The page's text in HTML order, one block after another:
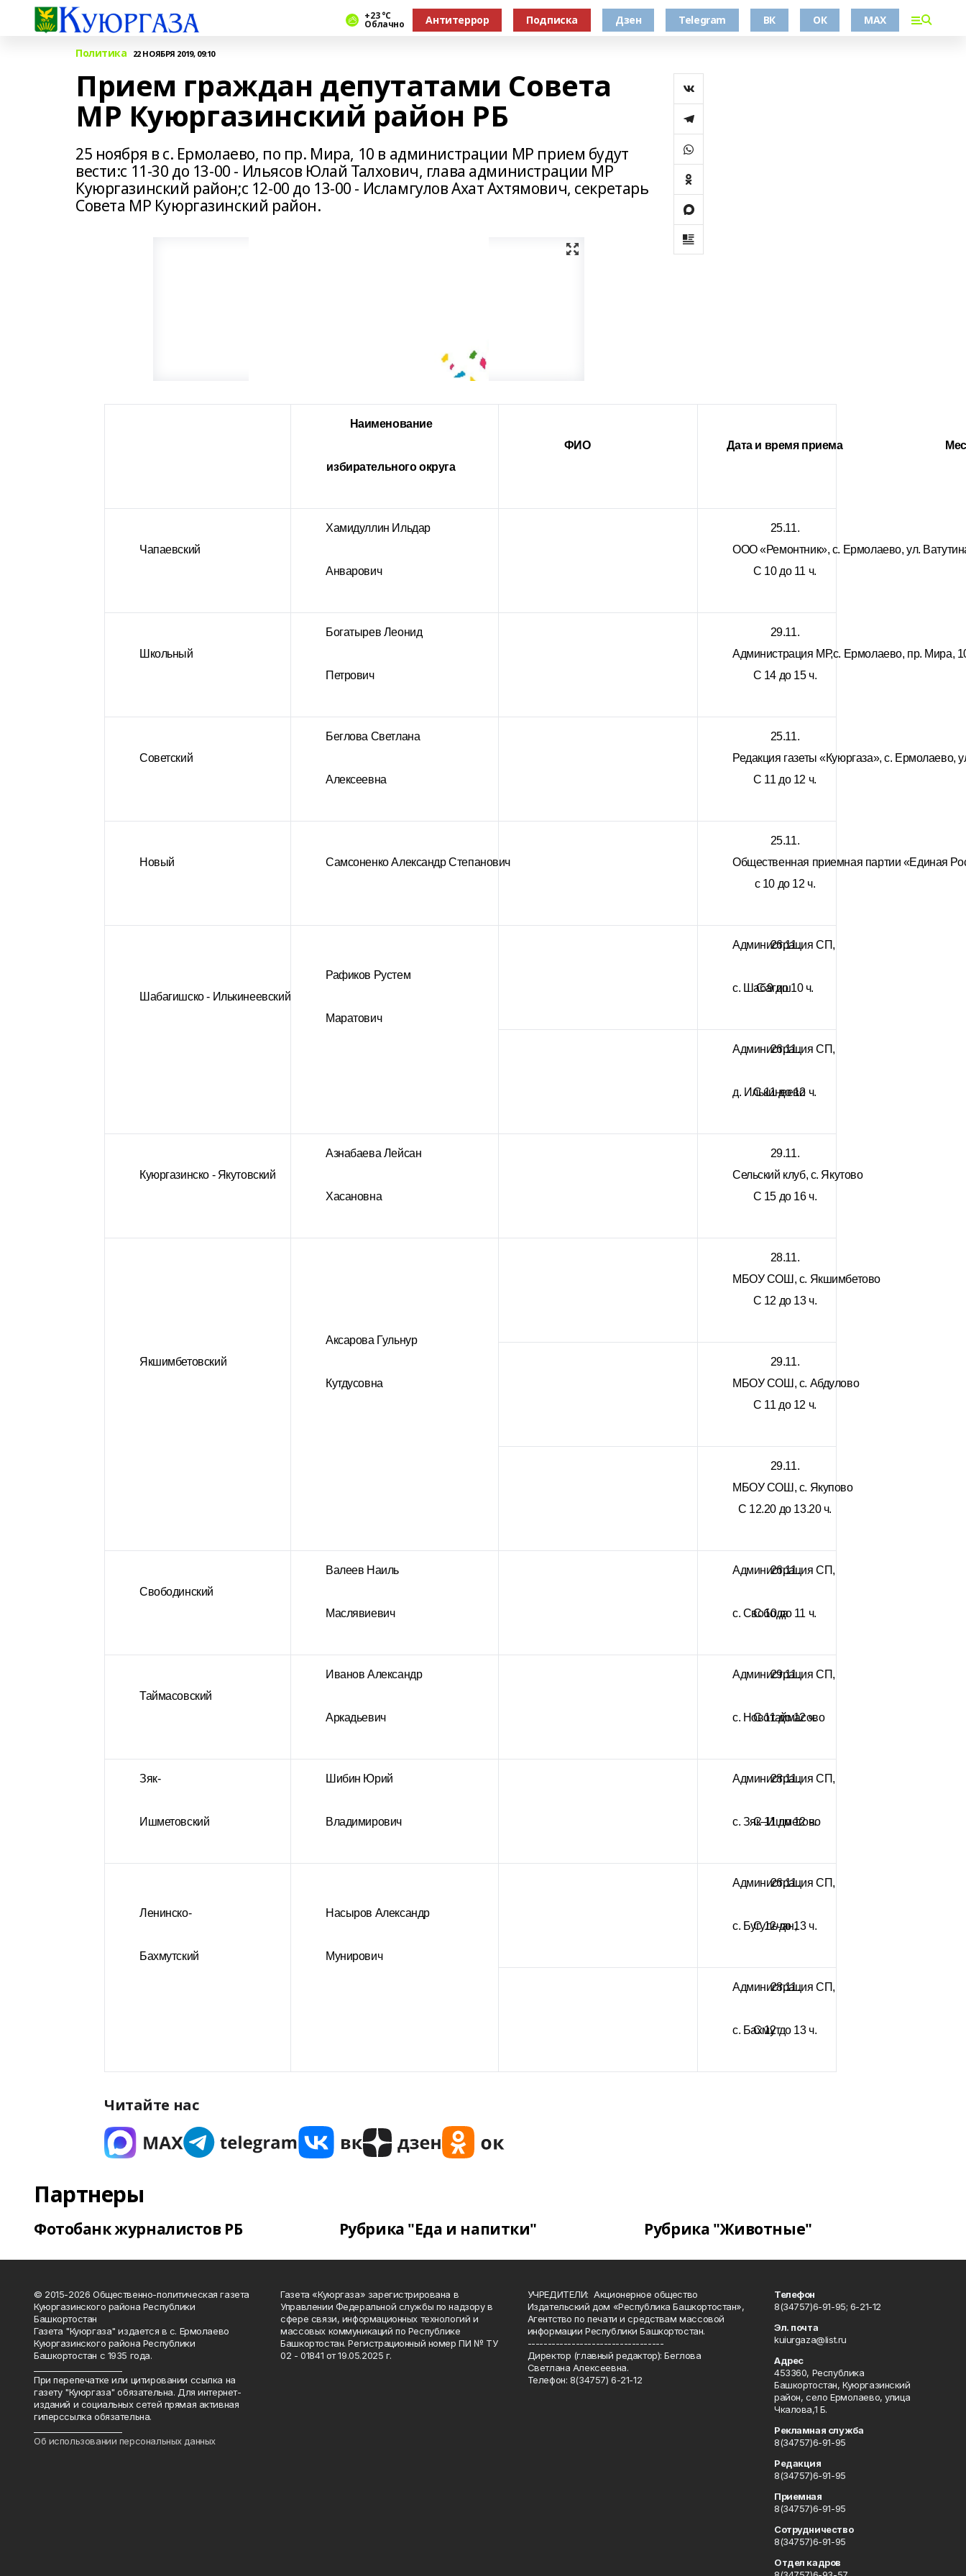
+23 °С
Облачно Антитеррор Подписка Дзен Telegram ВК ОК MAX
Политика 22 НОЯБРЯ 2019, 09:10
Прием граждан депутатами Совета
МР Куюргазинский район РБ
25 ноября в с. Ермолаево, по пр. Мира, 10 в администрации МР прием будут
вести:с 11-30 до 13-00 - Ильясов Юлай Талхович, глава администрации МР
Куюргазинский район;с 12-00 до 13-00 - Исламгулов Ахат Ахтямович, секретарь
Совета МР Куюргазинский район.
Наименование
избирательного округа
ФИО Дата и время приема
Чапаевский
Хамидуллин Ильдар
Анварович
25.11.
С 10 до 11 ч.
ООО «Ремонтник», с. Ермолаево, ул.
Школьный
Богатырев Леонид
Петрович
29.11.
С 14 до 15 ч.
Администрация МР,с. Ермолаево, пр. Мира,
Советский
Беглова Светлана
Алексеевна
25.11.
С 11 до 12 ч.
Редакция газеты «Куюргаза», с. Ермолаево,
Новый Самсоненко Александр Степанович
25.11.
с 10 до 12 ч.
Общественная приемная партии «Единая
Шабагишско - Илькинеевский
Рафиков Рустем
Маратович
26.11.
С 9 до 10 ч.
Администрация СП,
с. Шабагиш
26.11.
С 11 до 12 ч.
Администрация СП,
д. Илькинеево
Куюргазинско - Якутовский
Азнабаева Лейсан
Хасановна
29.11.
С 15 до 16 ч.
Сельский клуб, с. Якутово
Якшимбетовский
Аксарова Гульнур
Кутдусовна
28.11.
С 12 до 13 ч.
МБОУ СОШ, с. Якшимбетово
29.11.
С 11 до 12 ч.
МБОУ СОШ, с. Абдулово
29.11.
С 12.20 до 13.20 ч.
МБОУ СОШ, с. Якупово
Свободинский
Валеев Наиль
Маслявиевич
26.11.
С 10 до 11 ч.
Администрация СП,
с. Свобода
Таймасовский
Иванов Александр
Аркадьевич
29.11.
С 11 до 12 ч.
Администрация СП,
с. Новотаймасово
Зяк-
Ишметовский
Шибин Юрий
Владимирович
28.11.
С 11 до 12 ч.
Администрация СП,
с. Зяк–Ишметово
Ленинско-
Бахмутский
Насыров Александр
Мунирович
26.11.
С 12 до 13 ч.
Администрация СП,
с. Бугульчан,
28.11.
С 12 до 13 ч.
Администрация СП,
с. Бахмут
Читайте нас
Партнеры
Фотобанк журналистов РБ Рубрика "Еда и напитки" Рубрика "Животные"
© 2015-2026 Общественно-политическая газета
Куюргазинского района Республики
Башкортостан
Газета "Куюргаза" издается в с. Ермолаево
Куюргазинского района Республики
Башкортостан с 1935 года.
При перепечатке или цитировании ссылка на
газету "Куюргаза" обязательна. Для интернет-
изданий и социальных сетей прямая активная
гиперссылка обязательна.
Об использовании персональных данных
Газета «Куюргаза» зарегистрирована в
Управлении Федеральной службы по надзору в
сфере связи, информационных технологий и
массовых коммуникаций по Республике
Башкортостан. Регистрационный номер ПИ № ТУ
02 - 01841 от 19.05.2025 г.
УЧРЕДИТЕЛИ: Акционерное общество
Издательский дом «Республика Башкортостан»,
Агентство по печати и средствам массовой
информации Республики Башкортостан.
----------------------------------
Директор (главный редактор): Беглова
Светлана Алексеевна.
Телефон: 8(34757) 6-21-12
Телефон
8(34757)6-91-95; 6-21-12
Эл. почта
kuiurgaza@list.ru
Адрес
453360, Республика
Башкортостан, Куюргазинский
район, село Ермолаево, улица
Чкалова,1 Б.
Рекламная служба
8(34757)6-91-95
Редакция
8(34757)6-91-95
Приемная
8(34757)6-91-95
Сотрудничество
8(34757)6-91-95
Отдел кадров